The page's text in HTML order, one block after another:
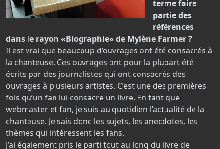
terme faire
partie des
références
dans le rayon «Biographie» de Mylène Farmer ?
Il est vrai que beaucoup d’ouvrages ont été consacrés à
la chanteuse. Ces ouvrages ont pour la plupart été
écrits par des journalistes qui ont consacrés des
ouvrages à plusieurs artistes. C’est une des premières
fois qu’un fan lui consacre un livre. En tant que
webmaster et fan, je suis au quotidien l’actualité de la
chanteuse. Je sais donc les sujets, les anecdotes, les
thèmes qui intéressent les fans.
J’ai également pris le parti tout au long du livre de